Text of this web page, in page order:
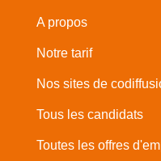
A propos
Notre tarif
Nos sites de
Tous les candidats
Toutes les offres